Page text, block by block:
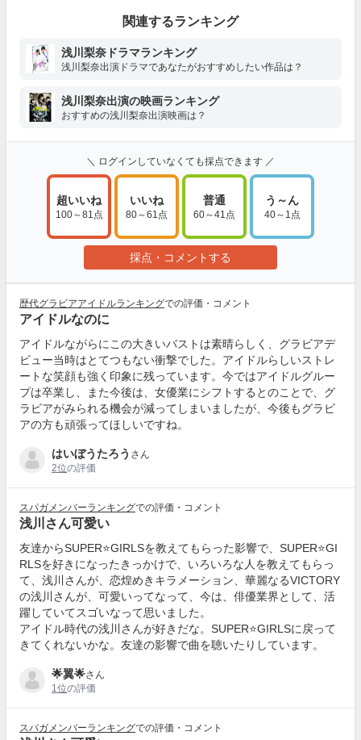
関連するランキング
浅川梨奈ドラマランキング
浅川梨奈出演ドラマであなたがおすすめしたい作品は？
浅川梨奈出演の映画ランキング
おすすめの浅川梨奈出演映画は？
＼ ログインしていなくても採点できます ／
超いいね
100～81点
いいね
80～61点
普通
60～41点
う～ん
40～1点
採点・コメントする
歴代グラビアアイドルランキングでの評価・コメント
アイドルなのに
アイドルながらにこの大きいバストは素晴らしく、グラビアデ
ビュー当時はとてつもない衝撃でした。アイドルらしいストレ
ートな笑顔も強く印象に残っています。今ではアイドルグルー
プは卒業し、また今後は、女優業にシフトするとのことで、グ
ラビアがみられる機会が減ってしまいましたが、今後もグラビ
アの方も頑張ってほしいですね。
はいぼうたろう さん
2位の評価
スパガメンバーランキングでの評価・コメント
浅川さん可愛い
友達からSUPER⭐GIRLSを教えてもらった影響で、SUPER⭐GI
RLSを好きになったきっかけで、いろいろな人を教えてもらっ
て、浅川さんが、恋煌めきキラメーション、華麗なるVICTORY
の浅川さんが、可愛いってなって、今は、俳優業界として、活
躍していてスゴいなって思いました。
アイドル時代の浅川さんが好きだな。SUPER⭐GIRLSに戻って
きてくれないかな。友達の影響で曲を聴いたりしています。
🌟翼🌟さん
1位の評価
スパガメンバーランキングでの評価・コメント